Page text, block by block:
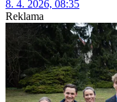
8. 4. 2026, 08:35
Reklama